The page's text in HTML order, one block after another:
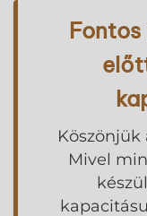
Fontos
Mivel